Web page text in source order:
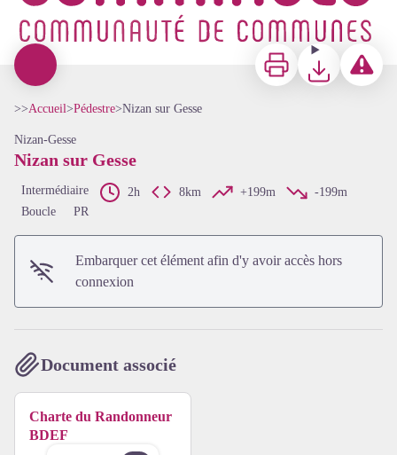
Voir l'image en plein écran
Imprimer TéléchargerSignaler
>>Accueil>Pédestre>Nizan sur Gesse
Nizan-Gesse
Nizan sur Gesse
Intermédiaire 2h 8km +199m
-199m
Boucle
PR
Embarquer cet élément afin d'y avoir accès hors
connexion
Document associé
Charte du Randonneur
BDEF